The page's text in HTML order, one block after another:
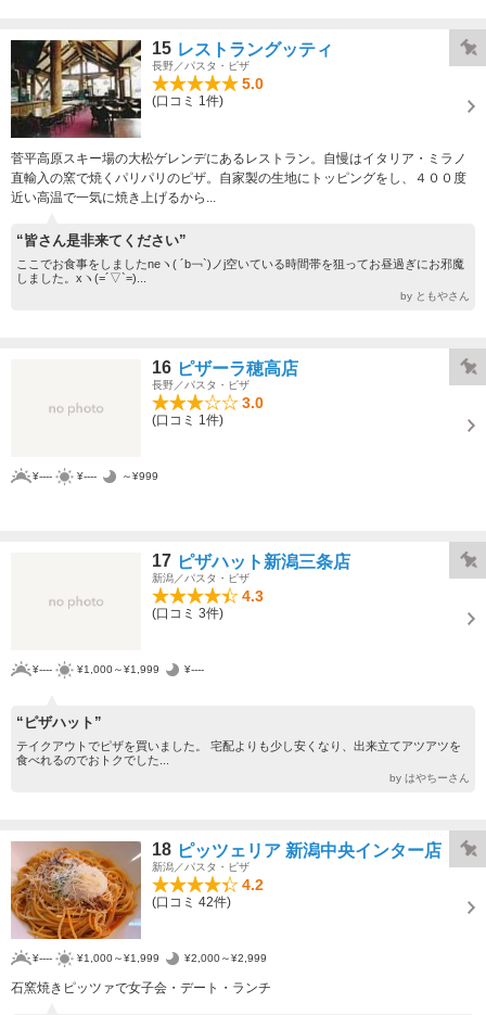
15 レストラングッティ
長野／パスタ・ピザ
5.0
(口コミ 1件)
菅平高原スキー場の大松ゲレンデにあるレストラン。自慢はイタリア・ミラノ
直輸入の窯で焼くパリパリのピザ。自家製の生地にトッピングをし、４００度
近い高温で一気に焼き上げるから...
“皆さん是非来てください”
ここでお食事をしましたneヽ( ´b￢`)ノj空いている時間帯を狙ってお昼過ぎにお邪魔
しました。xヽ(=´▽`=)...
by ともやさん
16 ピザーラ穂高店
長野／パスタ・ピザ
3.0
(口コミ 1件)
¥---- ¥---- ～¥999
17 ピザハット新潟三条店
新潟／パスタ・ピザ
4.3
(口コミ 3件)
¥---- ¥1,000～¥1,999 ¥----
“ピザハット”
テイクアウトでピザを買いました。 宅配よりも少し安くなり、出来立てアツアツを
食べれるのでおトクでした...
by はやちーさん
18 ピッツェリア 新潟中央インター店
新潟／パスタ・ピザ
4.2
(口コミ 42件)
¥---- ¥1,000～¥1,999 ¥2,000～¥2,999
石窯焼きピッツァで女子会・デート・ランチ